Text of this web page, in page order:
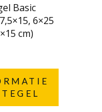
Basic
6×25
cm)